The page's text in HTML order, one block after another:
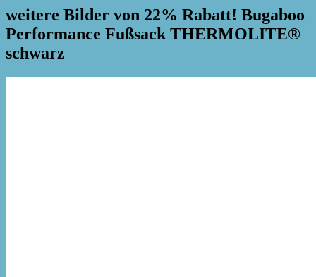
weitere Bilder von 22% Rabatt! Bugaboo
Performance Fußsack THERMOLITE®
schwarz